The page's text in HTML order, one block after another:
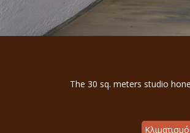
The 30 sq. meters studio